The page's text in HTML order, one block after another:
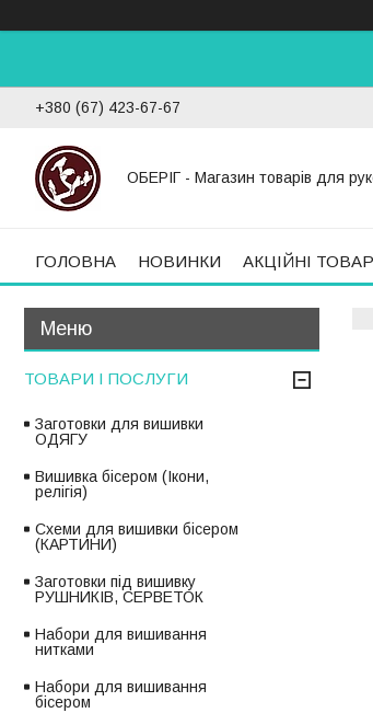
+380 (67) 423-67-67
ОБЕРІГ - Магазин товарів для
ГОЛОВНА НОВИНКИ АКЦІЙНІ
ТОВАРИ І ПОСЛУГИ
Заготовки для вишивки
ОДЯГУ
Вишивка бісером (Ікони,
релігія)
Схеми для вишивки бісером
(КАРТИНИ)
Заготовки під вишивку
РУШНИКІВ, СЕРВЕТОК
Набори для вишивання
нитками
Набори для вишивання
бісером